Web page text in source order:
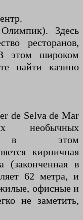
Здесь
ресторанов,
этом широком
найти казино
de Selva de Mar
в этом
кирпичная
(законченная в
62 метра, и
жилые, офисные и
не заметить,